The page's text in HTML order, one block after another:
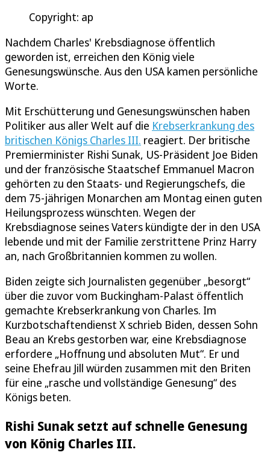
Copyright: ap
Nachdem Charles' Krebsdiagnose öffentlich
geworden ist, erreichen den König viele
Genesungswünsche. Aus den USA kamen persönliche
Worte.
Mit Erschütterung und Genesungswünschen haben
Politiker aus aller Welt auf die Krebserkrankung des
britischen Königs Charles III. reagiert. Der britische
Premierminister Rishi Sunak, US-Präsident Joe Biden
und der französische Staatschef Emmanuel Macron
gehörten zu den Staats- und Regierungschefs, die
dem 75-jährigen Monarchen am Montag einen guten
Heilungsprozess wünschten. Wegen der
Krebsdiagnose seines Vaters kündigte der in den USA
lebende und mit der Familie zerstrittene Prinz Harry
an, nach Großbritannien kommen zu wollen.
Biden zeigte sich Journalisten gegenüber „besorgt“
über die zuvor vom Buckingham-Palast öffentlich
gemachte Krebserkrankung von Charles. Im
Kurzbotschaftendienst X schrieb Biden, dessen Sohn
Beau an Krebs gestorben war, eine Krebsdiagnose
erfordere „Hoffnung und absoluten Mut“. Er und
seine Ehefrau Jill würden zusammen mit den Briten
für eine „rasche und vollständige Genesung“ des
Königs beten.
Rishi Sunak setzt auf schnelle Genesung
von König Charles III.